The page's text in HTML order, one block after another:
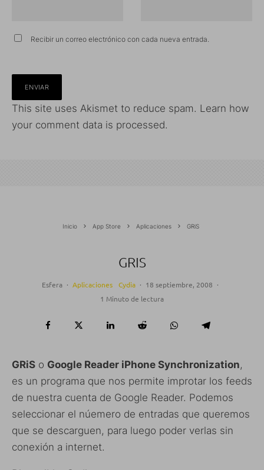
Recibir un correo electrónico con cada nueva entrada.
This site uses Akismet to reduce spam. Learn how
your comment data is processed.
Inicio App Store Aplicaciones GRiS
GRIS
Esfera · Aplicaciones Cydia · 18 septiembre, 2008 ·
1 Minuto de lectura
GRiS o Google Reader iPhone Synchronization,
es un programa que nos permite improtar los feeds
de nuestra cuenta de Google Reader. Podemos
seleccionar el núemero de entradas que queremos
que se descarguen, para luego poder verlas sin
conexión a internet.